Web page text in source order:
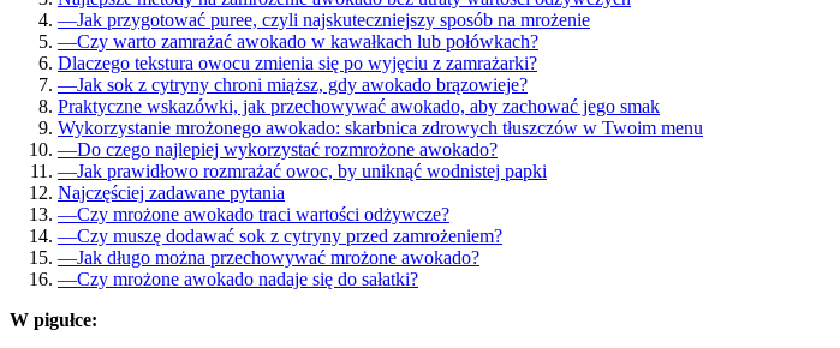
—Jak przygotować puree, czyli najskuteczniejszy sposób na mrożenie
—Czy warto zamrażać awokado w kawałkach lub połówkach?
Dlaczego tekstura owocu zmienia się po wyjęciu z zamrażarki?
—Jak sok z cytryny chroni miąższ, gdy awokado brązowieje?
Praktyczne wskazówki, jak przechowywać awokado, aby zachować jego smak
Wykorzystanie mrożonego awokado: skarbnica zdrowych tłuszczów w Twoim menu
—Do czego najlepiej wykorzystać rozmrożone awokado?
—Jak prawidłowo rozmrażać owoc, by uniknąć wodnistej papki
Najczęściej zadawane pytania
—Czy mrożone awokado traci wartości odżywcze?
—Czy muszę dodawać sok z cytryny przed zamrożeniem?
—Jak długo można przechowywać mrożone awokado?
—Czy mrożone awokado nadaje się do sałatki?
W pigułce: